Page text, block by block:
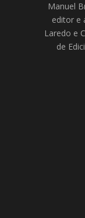
Manuel
editor e
Laredo e
de